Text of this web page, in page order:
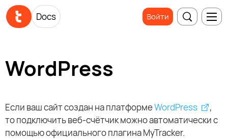
Docs Войти
WordPress
Если ваш сайт создан на платформеWordPress
,
то подключить веб-счётчик можно автоматически с
помощью официального плагина MyTracker.